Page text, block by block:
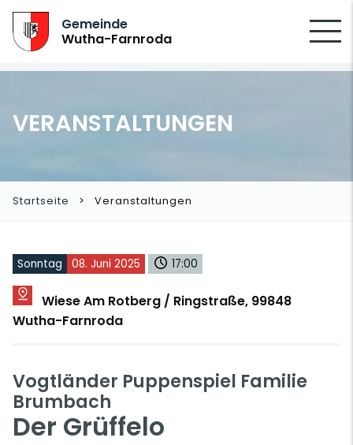
Gemeinde
Wutha-Farnroda
VERANSTALTUNGEN
Startseite Veranstaltungen
Sonntag 08. Juni 2025 17:00
Wiese Am Rotberg / Ringstraße, 99848
Wutha-Farnroda
Vogtländer Puppenspiel Familie
Brumbach
Der Grüffelo